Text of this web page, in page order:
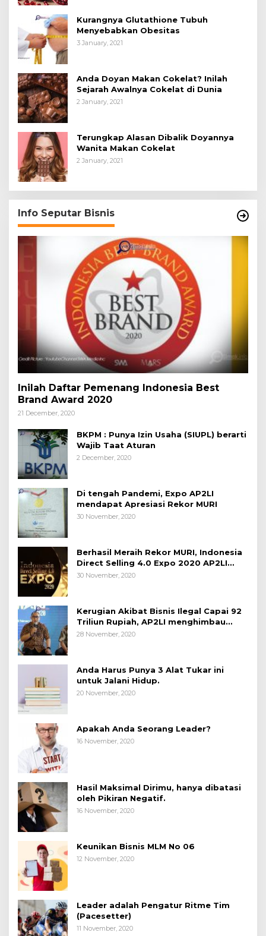
Kurangnya Glutathione Tubuh
Menyebabkan Obesitas
3 January, 2021
Anda Doyan Makan Cokelat? Inilah
Sejarah Awalnya Cokelat di Dunia
2 January, 2021
Terungkap Alasan Dibalik Doyannya
Wanita Makan Cokelat
2 January, 2021
Info Seputar Bisnis
Inilah Daftar Pemenang Indonesia Best
Brand Award 2020
21 December, 2020
BKPM : Punya Izin Usaha (SIUPL) berarti
Wajib Taat Aturan
2 December, 2020
Di tengah Pandemi, Expo AP2LI
mendapat Apresiasi Rekor MURI
30 November, 2020
Berhasil Meraih Rekor MURI, Indonesia
Direct Selling 4.0 Expo 2020 AP2LI
berakhir sangat memuaskan
30 November, 2020
Kerugian Akibat Bisnis Ilegal Capai 92
Triliun Rupiah, AP2LI menghimbau
masyarakat Waspada.
28 November, 2020
Anda Harus Punya 3 Alat Tukar ini
untuk Jalani Hidup.
20 November, 2020
Apakah Anda Seorang Leader?
16 November, 2020
Hasil Maksimal Dirimu, hanya dibatasi
oleh Pikiran Negatif.
16 November, 2020
Keunikan Bisnis MLM No 06
12 November, 2020
Leader adalah Pengatur Ritme Tim
(Pacesetter)
11 November, 2020